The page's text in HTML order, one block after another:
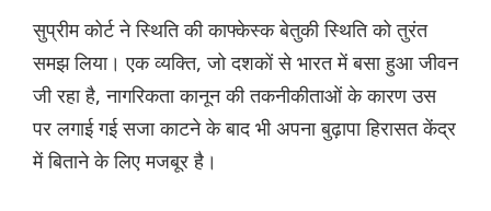
सुप्रीम कोर्ट ने स्थिति की काफ्केस्क बेतुकी स्थिति को तुरंत
समझ लिया। एक व्यक्ति, जो दशकों से भारत में बसा हुआ जीवन
जी रहा है, नागरिकता कानून की तकनीकीताओं के कारण उस
पर लगाई गई सजा काटने के बाद भी अपना बुढ़ापा हिरासत केंद्र
में बिताने के लिए मजबूर है।